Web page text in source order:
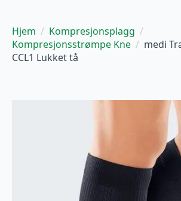
Hjem
Kompresjonsplagg
Kompresjonsstrømpe Kne
medi
CCL1 Lukket tå